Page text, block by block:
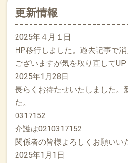
ことなので教えながら自分も再確認!
います。興味のある方はお問い合わ
ホームページが新しくなりました。
ご覧ください。
更新情報
2025年４月１日
HP移行しました。過去記事で
ございますが気を取り直してUP
2025年1月28日
長らくお待たせいたしました。
た。
0317152
介護は0210317152
関係者の皆様よろしくお願いい
2025年1月1日